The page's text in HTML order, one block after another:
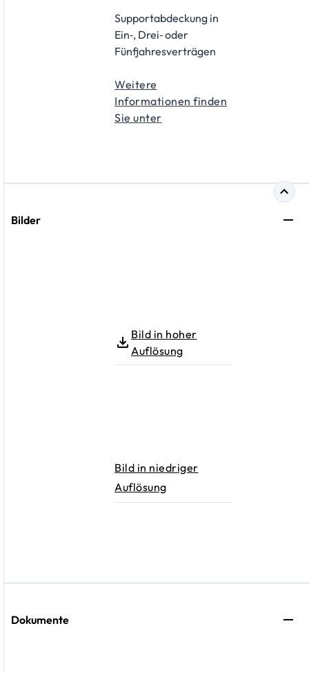
Supportabdeckung in
Ein‑, Drei‑ oder
Fünfjahresverträgen
Weitere
Informationen finden
Sie unter
Bilder
Bild in hoher
Auflösung
Bild in niedriger
Auflösung
Dokumente